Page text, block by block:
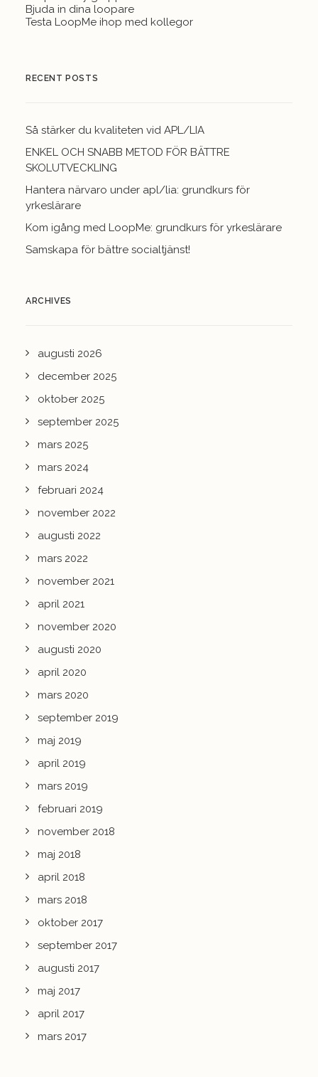
Bjuda in dina loopare
Testa LoopMe ihop med kollegor
RECENT POSTS
Så stärker du kvaliteten vid APL/LIA
ENKEL OCH SNABB METOD FÖR BÄTTRE
SKOLUTVECKLING
Hantera närvaro under apl/lia: grundkurs för
yrkeslärare
Kom igång med LoopMe: grundkurs för yrkeslärare
Samskapa för bättre socialtjänst!
ARCHIVES
augusti 2026
december 2025
oktober 2025
september 2025
mars 2025
mars 2024
februari 2024
november 2022
augusti 2022
mars 2022
november 2021
april 2021
november 2020
augusti 2020
april 2020
mars 2020
september 2019
maj 2019
april 2019
mars 2019
februari 2019
november 2018
maj 2018
april 2018
mars 2018
oktober 2017
september 2017
augusti 2017
maj 2017
april 2017
mars 2017